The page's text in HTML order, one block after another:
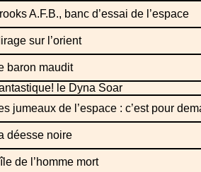
A.F.B., banc d’essai de l’espace
sur l’orient
baron maudit
le Dyna Soar
jumeaux de l’espace : c’est pour
déesse noire
de l’homme mort